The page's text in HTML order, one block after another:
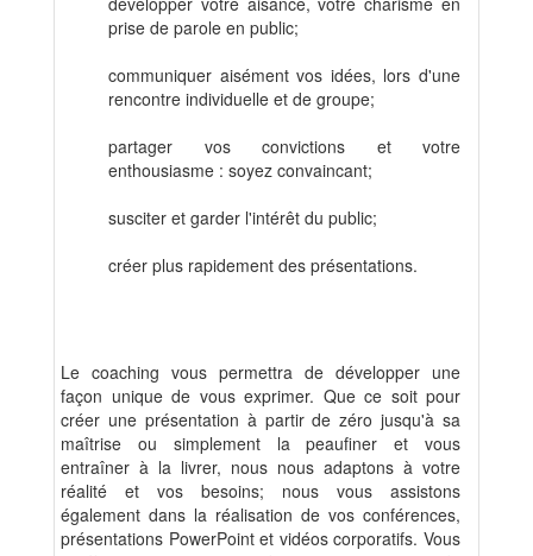
prise de parole en public;
communiquer aisément vos idées, lors d'une
rencontre individuelle et de groupe;
partager vos convictions et votre
enthousiasme : soyez convaincant;
susciter et garder l'intérêt du public;
créer plus rapidement des présentations.
Le coaching vous permettra de développer une
façon unique de vous exprimer. Que ce soit pour
créer une présentation à partir de zéro jusqu'à sa
maîtrise ou simplement la peaufiner et vous
entraîner à la livrer, nous nous adaptons à votre
réalité et vos besoins; nous vous assistons
également dans la réalisation de vos conférences,
présentations PowerPoint et vidéos corporatifs. Vous